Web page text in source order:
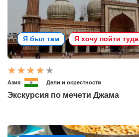
Я был там Я хочу пойти туда
Азия Дели и окрестности
Экскурсия по мечети Джама